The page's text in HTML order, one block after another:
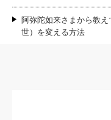
阿弥陀如来さまから教
世）を変える方法